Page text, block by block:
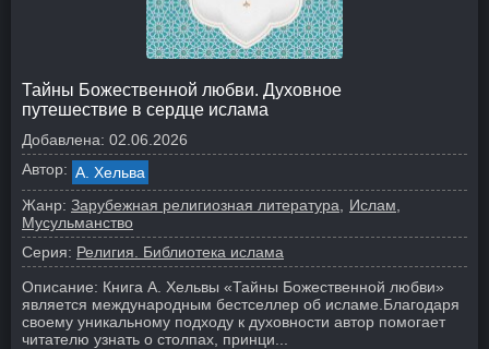
Тайны Божественной любви. Духовное
путешествие в сердце ислама
Добавлена: 02.06.2026
Автор: А. Хельва
Жанр: Зарубежная религиозная литература
Ислам,
Мусульманство
Серия: Религия. Библиотека ислама
Описание: Книга А. Хельвы «Тайны Божественной любви»
является международным бестселлер об исламе. Благодаря
своему уникальному подходу к духовности автор помогает
читателю узнать о столпах, принци...